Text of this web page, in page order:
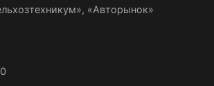
«Авторынок»